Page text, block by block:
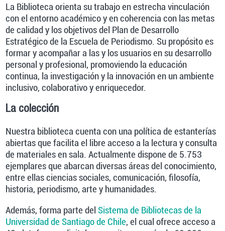
La Biblioteca orienta su trabajo en estrecha vinculación
con el entorno académico y en coherencia con las metas
de calidad y los objetivos del Plan de Desarrollo
Estratégico de la Escuela de Periodismo. Su propósito es
formar y acompañar a las y los usuarios en su desarrollo
personal y profesional, promoviendo la educación
continua, la investigación y la innovación en un ambiente
inclusivo, colaborativo y enriquecedor.
La colección
Nuestra biblioteca cuenta con una política de estanterías
abiertas que facilita el libre acceso a la lectura y consulta
de materiales en sala. Actualmente dispone de 5.753
ejemplares que abarcan diversas áreas del conocimiento,
entre ellas ciencias sociales, comunicación, filosofía,
historia, periodismo, arte y humanidades.
Además, forma parte delSistema de Bibliotecas de la
Universidad de Santiago de Chile, el cual ofrece acceso a